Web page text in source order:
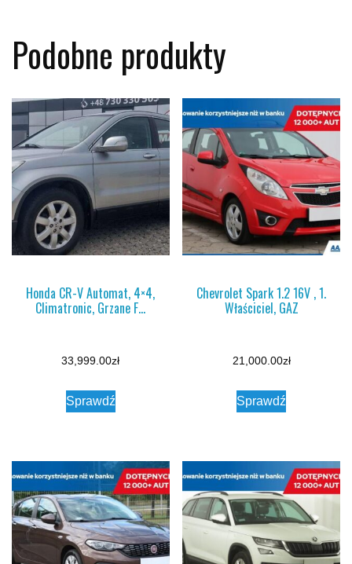
Podobne produkty
Honda CR-V Automat, 4×4,
Climatronic, Grzane F…
33,999.00zł
Sprawdź
Chevrolet Spark 1.2 16V , 1.
Właściciel, GAZ
21,000.00zł
Sprawdź